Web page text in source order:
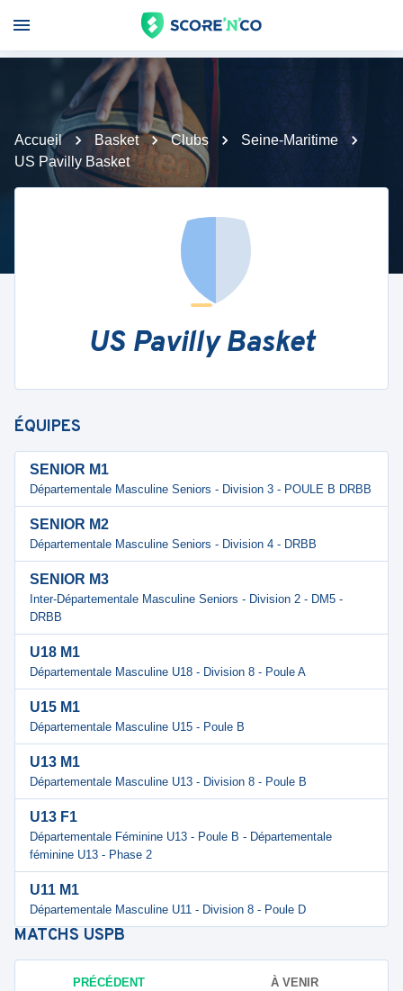
Accueil Basket Clubs
Seine-Maritime
US Pavilly Basket
US Pavilly Basket
ÉQUIPES
SENIOR M1
Départementale Masculine Seniors - Division 3 - POULE B DRBB
SENIOR M2
Départementale Masculine Seniors - Division 4 - DRBB
SENIOR M3
Inter-Départementale Masculine Seniors - Division 2 - DM5 -
DRBB
U18 M1
Départementale Masculine U18 - Division 8 - Poule A
U15 M1
Départementale Masculine U15 - Poule B
U13 M1
Départementale Masculine U13 - Division 8 - Poule B
U13 F1
Départementale Féminine U13 - Poule B - Départementale
féminine U13 - Phase 2
U11 M1
Départementale Masculine U11 - Division 8 - Poule D
MATCHS USPB
PRÉCÉDENT À VENIR